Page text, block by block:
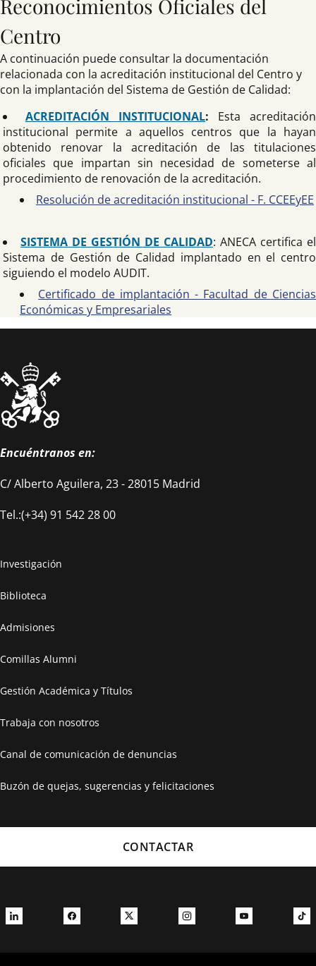
Reconocimientos Oficiales del
Centro
A continuación puede consultar la documentación
relacionada con la acreditación institucional del Centro y
con la implantación del Sistema de Gestión de Calidad:
ACREDITACIÓN INSTITUCIONAL: Esta acreditación
institucional permite a aquellos centros que la hayan
obtenido renovar la acreditación de las titulaciones
oficiales que impartan sin necesidad de someterse al
procedimiento de renovación de la acreditación.
Resolución de acreditación institucional - F. CCEEyEE
SISTEMA DE GESTIÓN DE CALIDAD: ANECA certifica el
Sistema de Gestión de Calidad implantado en el centro
siguiendo el modelo AUDIT.
Certificado de implantación - Facultad de Ciencias
Económicas y Empresariales
Encuéntranos en:
C/ Alberto Aguilera, 23 - 28015 Madrid
Tel.:(+34) 91 542 28 00
Investigación
Biblioteca
Admisiones
Comillas Alumni
Gestión Académica y Títulos
Trabaja con nosotros
Canal de comunicación de denuncias
Buzón de quejas, sugerencias y felicitaciones
CONTACTAR